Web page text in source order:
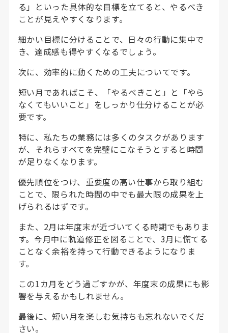
る」といった具体的な目標を立てると、やるべき
ことが見えやすくなります。
細かい目標に分けることで、日々の行動に集中で
き、達成感も得やすくなるでしょう。
次に、効率的に動くための工夫についてです。
短い月であればこそ、「やるべきこと」と「やら
なくてもいいこと」をしっかり仕分けることが必
要です。
特に、私たちの業務には多くのタスクがあります
が、それらすべてを完璧にこなそうとすると時間
が足りなくなります。
優先順位をつけ、重要度の高い仕事から取り組む
ことで、限られた時間の中でも最大限の成果を上
げられるはずです。
また、2月は年度末が近づいてくる時期でもありま
す。今月中に軌道修正を図ることで、3月に慌てる
ことなく余裕を持って行動できるようになりま
す。
この1カ月をどう過ごすかが、年度末の成果にも影
響を与えるかもしれません。
最後に、短い月を楽しむ気持ちも忘れないでくだ
さい。